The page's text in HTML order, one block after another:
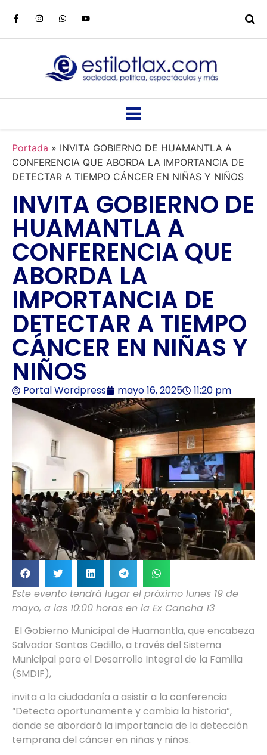
Portada » INVITA GOBIERNO DE HUAMANTLA A
CONFERENCIA QUE ABORDA LA IMPORTANCIA DE
DETECTAR A TIEMPO CÁNCER EN NIÑAS Y NIÑOS
INVITA GOBIERNO DE
HUAMANTLA A
CONFERENCIA QUE
ABORDA LA
IMPORTANCIA DE
DETECTAR A TIEMPO
CÁNCER EN NIÑAS Y
NIÑOS
Portal Wordpress mayo 16, 2025 11:20 pm
Este evento tendrá lugar el próximo lunes 19 de
mayo, a las 10:00 horas en la Ex Cancha 13
El Gobierno Municipal de Huamantla, que encabeza
Salvador Santos Cedillo, a través del Sistema
Municipal para el Desarrollo Integral de la Familia
(SMDIF),
invita a la ciudadanía a asistir a la conferencia
“Detecta oportunamente y cambia la historia”,
donde se abordará la importancia de la detección
temprana del cáncer en niñas y niños.